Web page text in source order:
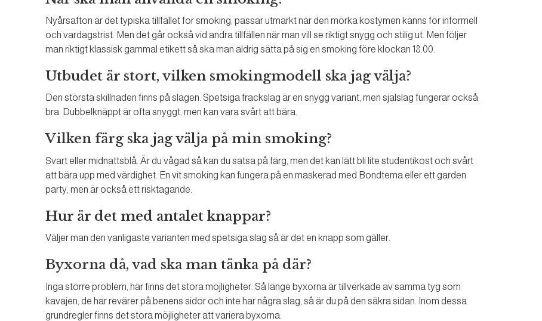
Nyårsafton är det typiska tillfället for smoking, passar utmärkt när den mörka kostymen känns för informell
och vardagstrist. Men det går också vid andra tillfällen när man vill se riktigt snygg och stilig ut. Men följer
man riktigt klassisk gammal etikett så ska man aldrig sätta på sig en smoking före klockan 18.00.
Utbudet är stort, vilken smokingmodell ska jag välja?
Den största skillnaden finns på slagen. Spetsiga frackslag är en snygg variant, men sjalslag fungerar också
bra. Dubbelknäppt är ofta snyggt, men kan vara svårt att bära.
Vilken färg ska jag välja på min smoking?
Svart eller midnattsblå. Är du vågad så kan du satsa på färg, men det kan lätt bli lite studentikost och svårt
att bära upp med värdighet. En vit smoking kan fungera på en maskerad med Bondtema eller ett garden
party, men är också ett risktagande.
Hur är det med antalet knappar?
Väljer man den vanligaste varianten med spetsiga slag så är det en knapp som gäller.
Byxorna då, vad ska man tänka på där?
Inga större problem, här finns det stora möjligheter. Så länge byxorna är tillverkade av samma tyg som
kavajen, de har revärer på benens sidor och inte har några slag, så är du på den säkra sidan. Inom dessa
grundregler finns det stora möjligheter att variera byxorna.